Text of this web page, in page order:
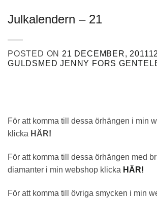
Julkalendern – 21
POSTED ON 21 DECEMBER, 2011
GULDSMED JENNY FORS
För att komma till dessa örhängen i min
klicka HÄR!
För att komma till dessa örhängen med
diamanter i min webshop klicka HÄR!
För att komma till övriga smycken i min